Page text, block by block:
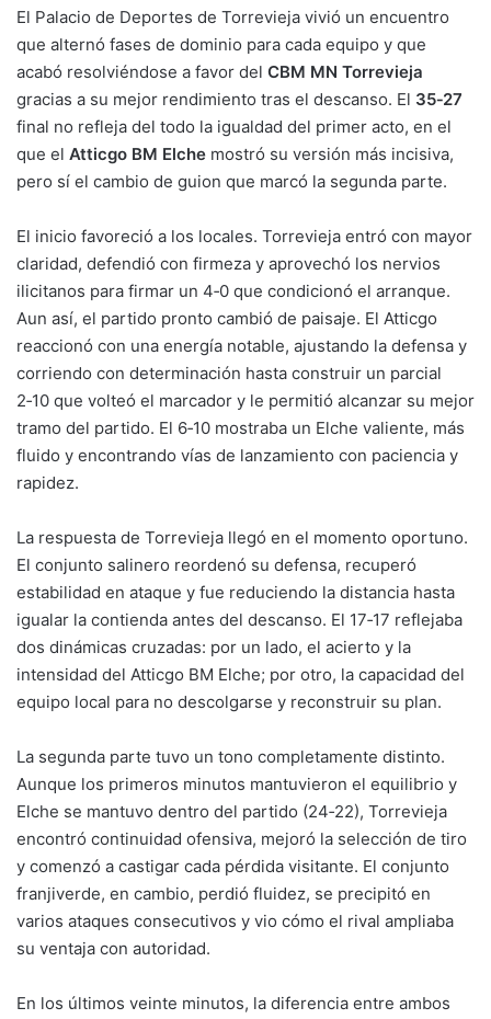
n
k
o
o
k
p
p
m
tir
El Palacio de Deportes de Torrevieja vivió un encuentro
que alternó fases de dominio para cada equipo y que
acabó resolviéndose a favor del CBM MN Torrevieja
gracias a su mejor rendimiento tras el descanso. El 35‑27
final no refleja del todo la igualdad del primer acto, en el
que el Atticgo BM Elche mostró su versión más incisiva,
pero sí el cambio de guion que marcó la segunda parte.
El inicio favoreció a los locales. Torrevieja entró con mayor
claridad, defendió con firmeza y aprovechó los nervios
ilicitanos para firmar un 4‑0 que condicionó el arranque.
Aun así, el partido pronto cambió de paisaje. El Atticgo
reaccionó con una energía notable, ajustando la defensa y
corriendo con determinación hasta construir un parcial
2‑10 que volteó el marcador y le permitió alcanzar su mejor
tramo del partido. El 6‑10 mostraba un Elche valiente, más
fluido y encontrando vías de lanzamiento con paciencia y
rapidez.
La respuesta de Torrevieja llegó en el momento oportuno.
El conjunto salinero reordenó su defensa, recuperó
estabilidad en ataque y fue reduciendo la distancia hasta
igualar la contienda antes del descanso. El 17‑17 reflejaba
dos dinámicas cruzadas: por un lado, el acierto y la
intensidad del Atticgo BM Elche; por otro, la capacidad del
equipo local para no descolgarse y reconstruir su plan.
La segunda parte tuvo un tono completamente distinto.
Aunque los primeros minutos mantuvieron el equilibrio y
Elche se mantuvo dentro del partido (24‑22), Torrevieja
encontró continuidad ofensiva, mejoró la selección de tiro
y comenzó a castigar cada pérdida visitante. El conjunto
franjiverde, en cambio, perdió fluidez, se precipitó en
varios ataques consecutivos y vio cómo el rival ampliaba
su ventaja con autoridad.
En los últimos veinte minutos, la diferencia entre ambos